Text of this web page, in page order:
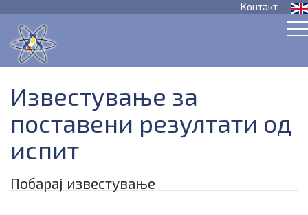
Контакт
Известување за
поставени резултати од
испит
Побарај известување